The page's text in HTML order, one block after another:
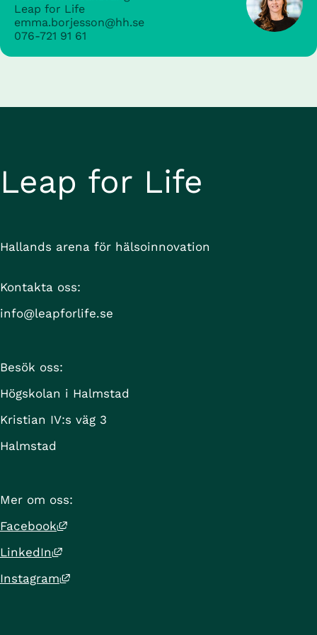
Leap for Life
emma.borjesson@hh.se
076-721 91 61
Leap for Life
Hallands arena för hälsoinnovation
Kontakta oss:
info@leapforlife.se
Besök oss:
Högskolan i Halmstad
Kristian IV:s väg 3
Halmstad
Mer om oss:
Facebook
Länk till annan webbplats, öppnas i nytt
LinkedIn
Länk till annan webbplats, öppnas i nytt
Instagram
Länk till annan webbplats, öppnas i nytt